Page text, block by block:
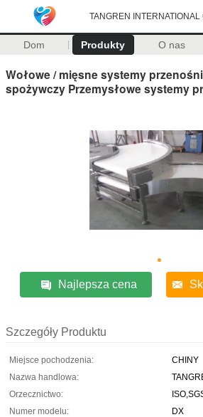
TANGREN INTERNATIONAL
Dom Produkty O nas
Wołowe / mięsne systemy
spożywczy Przemysłowe systemy
Najlepsza cena
Szczegóły Produktu
Miejsce pochodzenia:
CHINY
Nazwa handlowa:
Orzecznictwo:
Numer modelu:
DX